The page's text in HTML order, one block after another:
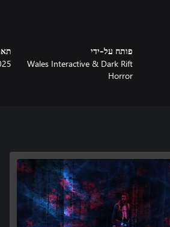
each bond forged or broken
פותח על-ידי
Wales Interactive & Dark Rift
Horror